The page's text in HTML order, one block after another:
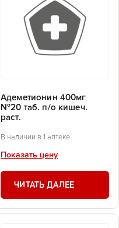
Адеметионин 400мг
№20 таб. п/о кишеч.
раст.
В наличии в 1 аптеке
Показать цену
ЧИТАТЬ ДАЛЕЕ